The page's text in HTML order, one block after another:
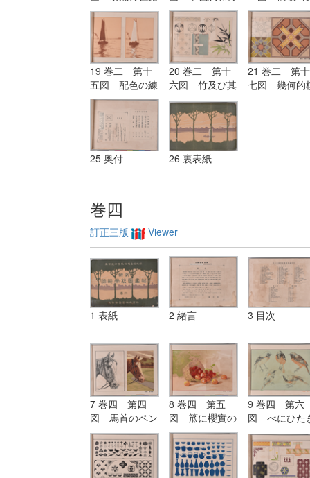
筆画・鉛筆画・
水彩画及びペン
画
研究
筆及びペン練
習）
19 巻二 第十
五図 配色の練
習
20 巻二 第十
六図 竹及び其
考案画
21 巻二 第十
七図 幾何的
25 奥付 26 裏表紙
巻四
訂正三版 Viewer
1 表紙 2 緒言 3 目次
7 巻四 第四
図 馬首のペン
画と水彩画
8 巻四 第五
図 笟に櫻實の
水彩画
9 巻四 第六
図 べにひた
の色鉛筆画